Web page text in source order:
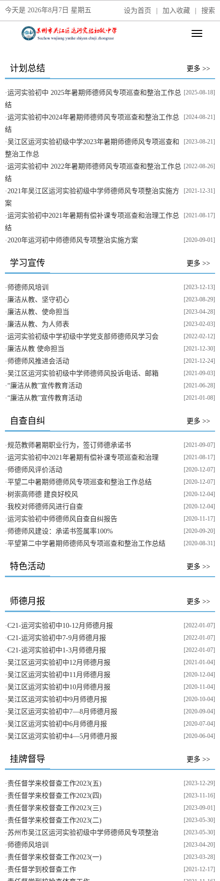
今天是 2026年8月7日 星期五 设为首页 加入收藏 搜索
计划总结 更多 >>
[2025-08-18]
·运河实验初中 2025年暑期师德师风专项巡查和整治工作总
结
[2024-08-21]
·运河实验初中2024年暑期师德师风专项巡查和整治工作总
结
[2023-08-21]
·吴江区运河实验初级中学2023年暑期师德师风专项巡查和
整治工作总
[2022-08-26]
·运河实验初中 2022年暑期师德师风专项巡查和整治工作总
结
[2021-12-31]
·2021年吴江区运河实验初级中学师德师风专项整治实施方
案
[2021-08-17]
·运河实验初中2021年暑期有偿补课专项巡查和治理工作总
结
[2020-09-01]
·2020年运河初中师德师风专项整治实施方案
学习宣传 更多 >>
[2023-12-13]
· 师德师风培训
[2023-08-29]
· 廉洁从教、坚守初心
[2023-04-28]
· 廉洁从教、使命担当
[2023-02-03]
· 廉洁从教、为人师表
[2022-02-12]
·运河实验初级中学初级中学党支部师德师风学习会
[2021-12-30]
· 廉洁从教 使命担当
[2021-12-24]
· 师德师风推进会活动
[2021-09-03]
·吴江区运河实验初级中学师德师风投诉电话、邮箱
[2021-06-28]
·“廉洁从教”宣传教育活动
[2021-01-08]
·“廉洁从教”宣传教育活动
自查自纠 更多 >>
[2021-09-07]
·规范教师暑期职业行为，签订师德承诺书
[2021-08-17]
·运河实验初中2021年暑期有偿补课专项巡查和治理
[2020-12-07]
· 师德师风评价活动
[2020-12-07]
·平望二中暑期师德师风专项巡查和整治工作总结
[2020-12-04]
·树崇高师德 建良好校风
[2020-12-04]
·我校对师德师风进行自查
[2020-11-17]
·运河实验初中师德师风自查自纠报告
[2020-09-20]
· 师德师风建设：承诺书签属率100%
[2020-08-31]
·平望第二中学暑期师德师风专项巡查和整治工作总结
特色活动 更多 >>
师德月报 更多 >>
[2022-01-07]
·C21-运河实验初中10-12月师德月报
[2022-01-07]
·C21-运河实验初中7-9月师德月报
[2022-01-07]
·C21-运河实验初中1-3月师德月报
[2021-01-04]
·吴江区运河实验初中12月师德月报
[2020-12-04]
·吴江区运河实验初中11月师德月报
[2020-11-04]
·吴江区运河实验初中10月师德月报
[2020-10-04]
·吴江区运河实验初中9月师德月报
[2020-09-04]
·吴江区运河实验初中7—8月师德月报
[2020-07-04]
·吴江区运河实验初中6月师德月报
[2020-06-04]
·吴江区运河实验初中4—5月师德月报
挂牌督导 更多 >>
[2023-12-29]
·责任督学来校督查工作2023(五)
[2023-11-16]
·责任督学来校督查工作2023(四)
[2023-09-01]
·责任督学来校督查工作2023(三)
[2023-05-30]
·责任督学来校督查工作2023(二)
[2023-05-30]
·苏州市吴江区运河实验初级中学师德师风专项整治
[2023-04-20]
· 师德师风培训
[2023-03-28]
·责任督学来校督查工作2023(一)
[2021-12-17]
·责任督学到校督查工作